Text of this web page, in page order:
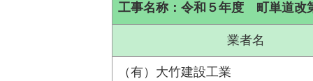
工事名称：令和５年度 町単道
業者名
（有）大竹建設工業